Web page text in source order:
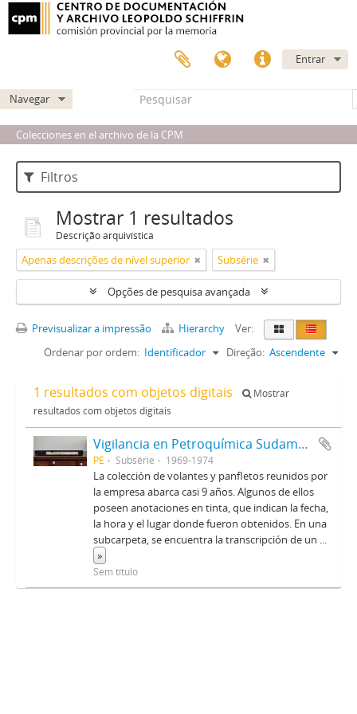
Entrar
Navegar
Colecciones en el archivo de la CPM
Filtros
Mostrar 1 resultados
Descrição arquivística
Apenas descrições de nível superior Subsérie
Opções de pesquisa avançada
Previsualizar a impressão Hierarchy
Ver:
Ordenar por ordem: Identificador Direção: Ascendente
1 resultados com objetos digitais
Mostrar
resultados com objetos digitais
Vigilancia en Petroquímica Sudamericana
PE Subsérie 1969-1974
La colección de volantes y panfletos reunidos por
la empresa abarca casi 9 años. Algunos de ellos
poseen anotaciones en tinta, que indican la fecha,
la hora y el lugar donde fueron obtenidos. En una
subcarpeta, se encuentra la transcripción de un ...
»
Sem título